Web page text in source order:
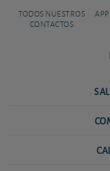
TODOS NUESTROS
CONTACTOS